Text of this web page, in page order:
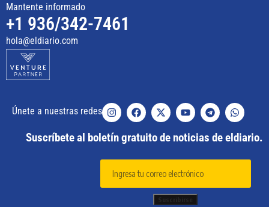
Mantente informado
+1 936/342-7461
hola@eldiario.com
Únete a nuestras redes
Suscríbete al boletín gratuito de noticias de eldiario.